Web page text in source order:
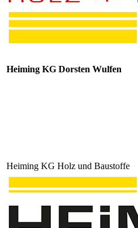
Heiming KG Dorsten Wulfen
Heiming KG Holz und Baustoffe